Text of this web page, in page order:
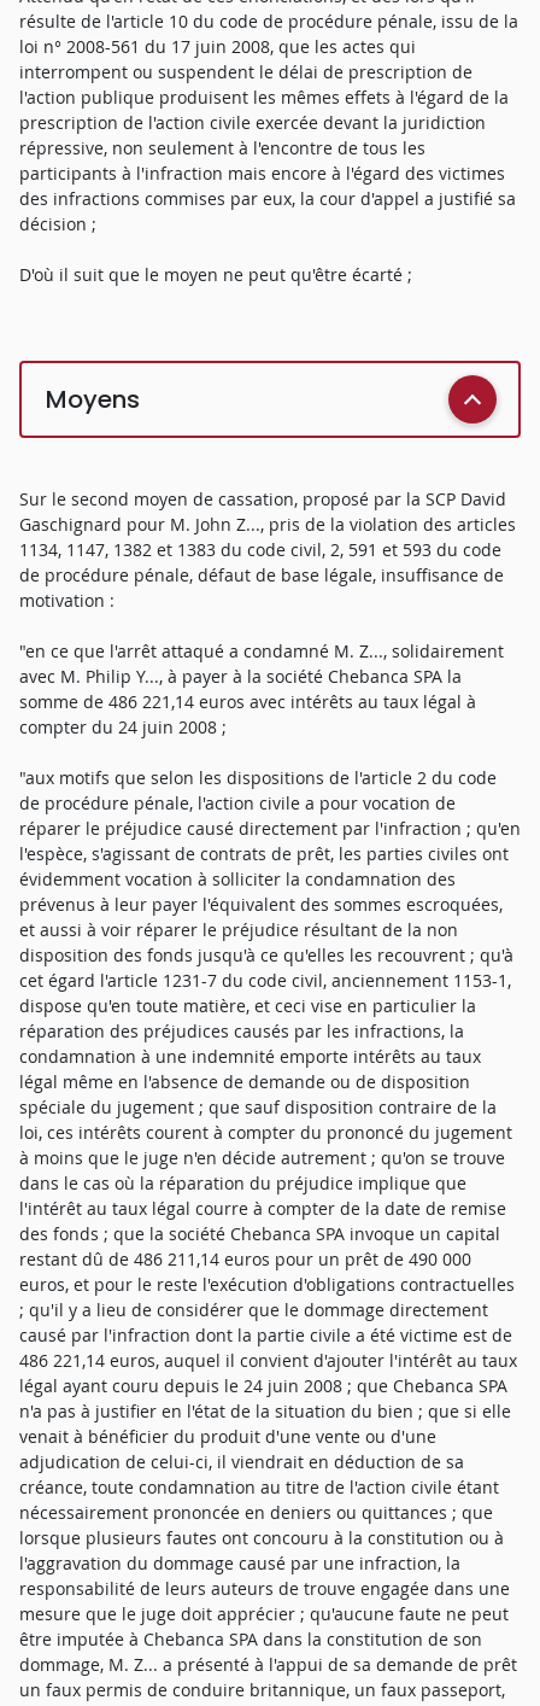
résulte de l'article 10 du code de procédure pénale, issu de la
loi n° 2008-561 du 17 juin 2008, que les actes qui
interrompent ou suspendent le délai de prescription de
l'action publique produisent les mêmes effets à l'égard de la
prescription de l'action civile exercée devant la juridiction
répressive, non seulement à l'encontre de tous les
participants à l'infraction mais encore à l'égard des victimes
des infractions commises par eux, la cour d'appel a justifié sa
décision ;
D'où il suit que le moyen ne peut qu'être écarté ;
Moyens
Sur le second moyen de cassation, proposé par la SCP David
Gaschignard pour M. John Z..., pris de la violation des articles
1134, 1147, 1382 et 1383 du code civil, 2, 591 et 593 du code
de procédure pénale, défaut de base légale, insuffisance de
motivation :
"en ce que l'arrêt attaqué a condamné M. Z..., solidairement
avec M. Philip Y..., à payer à la société Chebanca SPA la
somme de 486 221,14 euros avec intérêts au taux légal à
compter du 24 juin 2008 ;
"aux motifs que selon les dispositions de l'article 2 du code
de procédure pénale, l'action civile a pour vocation de
réparer le préjudice causé directement par l'infraction ; qu'en
l'espèce, s'agissant de contrats de prêt, les parties civiles ont
évidemment vocation à solliciter la condamnation des
prévenus à leur payer l'équivalent des sommes escroquées,
et aussi à voir réparer le préjudice résultant de la non
disposition des fonds jusqu'à ce qu'elles les recouvrent ; qu'à
cet égard l'article 1231-7 du code civil, anciennement 1153-1,
dispose qu'en toute matière, et ceci vise en particulier la
réparation des préjudices causés par les infractions, la
condamnation à une indemnité emporte intérêts au taux
légal même en l'absence de demande ou de disposition
spéciale du jugement ; que sauf disposition contraire de la
loi, ces intérêts courent à compter du prononcé du jugement
à moins que le juge n'en décide autrement ; qu'on se trouve
dans le cas où la réparation du préjudice implique que
l'intérêt au taux légal courre à compter de la date de remise
des fonds ; que la société Chebanca SPA invoque un capital
restant dû de 486 211,14 euros pour un prêt de 490 000
euros, et pour le reste l'exécution d'obligations contractuelles
; qu'il y a lieu de considérer que le dommage directement
causé par l'infraction dont la partie civile a été victime est de
486 221,14 euros, auquel il convient d'ajouter l'intérêt au taux
légal ayant couru depuis le 24 juin 2008 ; que Chebanca SPA
n'a pas à justifier en l'état de la situation du bien ; que si elle
venait à bénéficier du produit d'une vente ou d'une
adjudication de celui-ci, il viendrait en déduction de sa
créance, toute condamnation au titre de l'action civile étant
nécessairement prononcée en deniers ou quittances ; que
lorsque plusieurs fautes ont concouru à la constitution ou à
l'aggravation du dommage causé par une infraction, la
responsabilité de leurs auteurs de trouve engagée dans une
mesure que le juge doit apprécier ; qu'aucune faute ne peut
être imputée à Chebanca SPA dans la constitution de son
dommage, M. Z... a présenté à l'appui de sa demande de prêt
un faux permis de conduire britannique, un faux passeport,